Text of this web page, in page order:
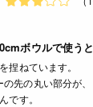
ボウルで使うと
捏ねています。
先の丸い部分が、
です。